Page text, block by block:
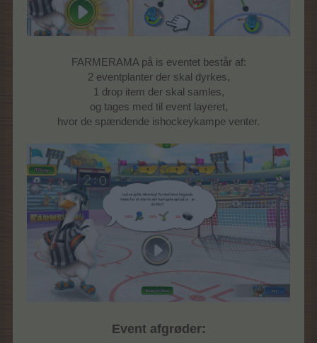
FARMERAMA på is eventet består af:
2 eventplanter der skal dyrkes,
1 drop item der skal samles,
og tages med til event layeret,
hvor de spændende ishockeykampe venter.
Event afgrøder: